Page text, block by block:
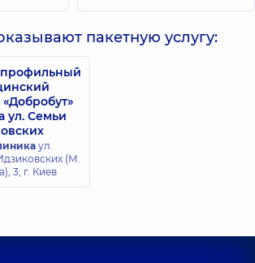
пакетную услугу:
ул. Семьи
ул.
(М.
3, г. Киев